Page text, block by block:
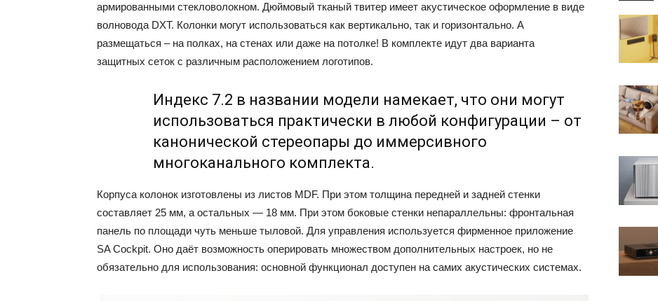
армированными стекловолокном. Дюймовый тканый твитер имеет акустическое оформление в виде
волновода DXT. Колонки могут использоваться как вертикально, так и горизонтально. А
размещаться – на полках, на стенах или даже на потолке! В комплекте идут два варианта
защитных сеток с различным расположением логотипов.
Индекс 7.2 в названии модели намекает, что они могут
использоваться практически в любой конфигурации – от
канонической стереопары до иммерсивного
многоканального комплекта.
Корпуса колонок изготовлены из листов MDF. При этом толщина передней и задней стенки
составляет 25 мм, а остальных — 18 мм. При этом боковые стенки непараллельны: фронтальная
панель по площади чуть меньше тыловой. Для управления используется фирменное приложение
SA Cockpit. Оно даёт возможность оперировать множеством дополнительных настроек, но не
обязательно для использования: основной функционал доступен на самих акустических системах.